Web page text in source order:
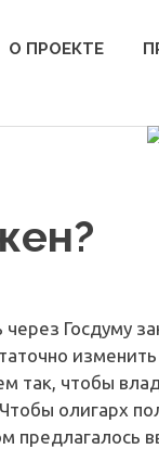
О ПРОЕКТЕ
Госдуму
так, чтобы
олигарх
предлагалось